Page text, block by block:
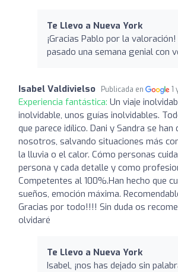
Te Llevo a Nueva York
¡Gracias Pablo por la
pasado una semana genial con
Isabel Valdivielso Publicada en 1
Experiencia fantástica: Un viaje
inolvidable, unos guías inolvidables.
que parece idílico. Dani y Sandra se
nosotros, salvando situaciones más
la lluvia o el calor. Cómo personas
persona y cada detalle y como
Competentes al 100%.Han hecho que
sueños, emoción máxima.
Gracias por todo!!!! Sin duda os
olvidaré
Te Llevo a Nueva York
Isabel, ¡nos has dejado sin